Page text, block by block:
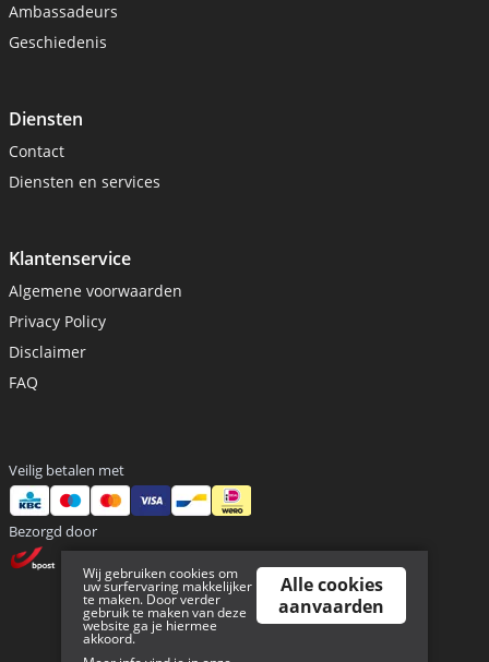
Ambassadeurs
Geschiedenis
Diensten
Contact
Diensten en services
Klantenservice
Algemene voorwaarden
Privacy Policy
Disclaimer
FAQ
Veilig betalen met
Bezorgd door
Wij gebruiken cookies om
uw surfervaring makkelijker
te maken. Door verder
gebruik te maken van deze
website ga je hiermee
akkoord.
Alle cookies
aanvaarden